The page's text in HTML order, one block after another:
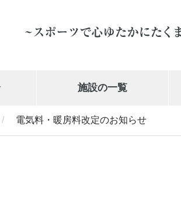
施設の一覧
/ 電気料・暖房料改定のお知らせ